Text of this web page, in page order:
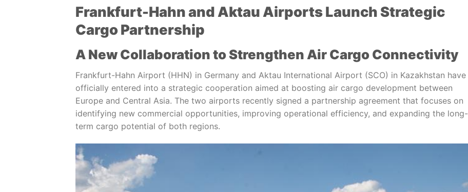
Frankfurt-Hahn and Aktau Airports Launch Strategic
Cargo Partnership
A New Collaboration to Strengthen Air Cargo Connectivity
Frankfurt-Hahn Airport (HHN) in Germany and Aktau International Airport (SCO) in Kazakhstan have
officially entered into a strategic cooperation aimed at boosting air cargo development between
Europe and Central Asia. The two airports recently signed a partnership agreement that focuses on
identifying new commercial opportunities, improving operational efficiency, and expanding the long-
term cargo potential of both regions.